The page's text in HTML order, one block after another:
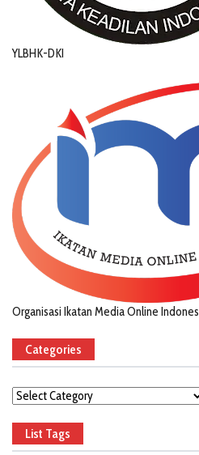
YLBHK-DKI
Organisasi Ikatan Media Online
Categories
Categories
List Tags